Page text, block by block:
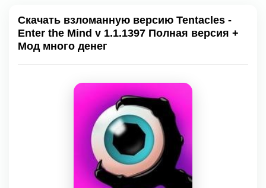
Скачать взломанную версию Tentacles -
Enter the Mind v 1.1.1397 Полная версия +
Мод много денег